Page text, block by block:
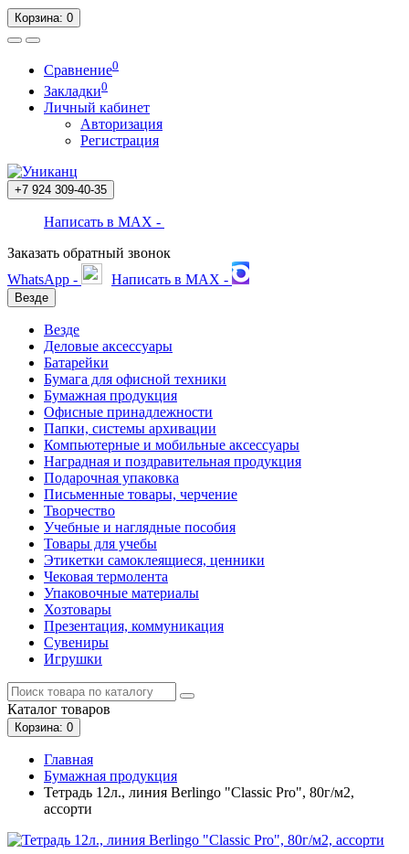
Корзина: 0
Сравнение0
Закладки0
Личный кабинет
Авторизация
Регистрация
+7 924 309-40-35
Написать в MAX -
Заказать обратный звонок
WhatsApp -
Написать в MAX -
Везде
Везде
Деловые аксессуары
Батарейки
Бумага для офисной техники
Бумажная продукция
Офисные принадлежности
Папки, системы архивации
Компьютерные и мобильные аксессуары
Наградная и поздравительная продукция
Подарочная упаковка
Письменные товары, черчение
Творчество
Учебные и наглядные пособия
Товары для учебы
Этикетки самоклеящиеся, ценники
Чековая термолента
Упаковочные материалы
Хозтовары
Презентация, коммуникация
Сувениры
Игрушки
Каталог товаров
Корзина: 0
Главная
Бумажная продукция
Тетрадь 12л., линия Berlingo "Classic Pro", 80г/м2,
ассорти